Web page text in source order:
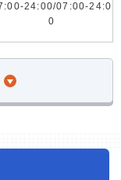
24:00/07:00-24:0
0